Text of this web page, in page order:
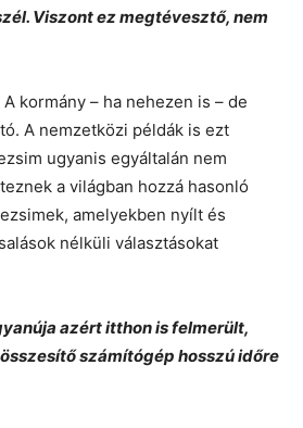
Viszont ez megtévesztő, nem
kormány – ha nehezen is – de
A nemzetközi példák is ezt
ugyanis egyáltalán nem
a világban hozzá hasonló
amelyekben nyílt és
nélküli választásokat
azért itthon is felmerült,
számítógép hosszú időre